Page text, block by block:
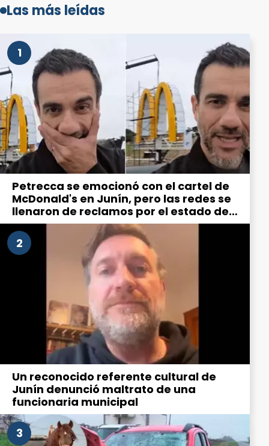
Las más leídas
1
Petrecca se emocionó con el cartel de
McDonald's en Junín, pero las redes se
llenaron de reclamos por el estado de
la ciudad
2
Un reconocido referente cultural de
Junín denunció maltrato de una
funcionaria municipal
3